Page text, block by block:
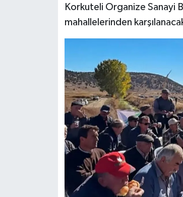
Korkuteli Organize Sanayi
mahallelerinden